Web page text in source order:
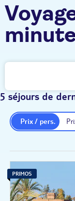
- Tout
5 séjours de
Prix / pers.
PRIMOS